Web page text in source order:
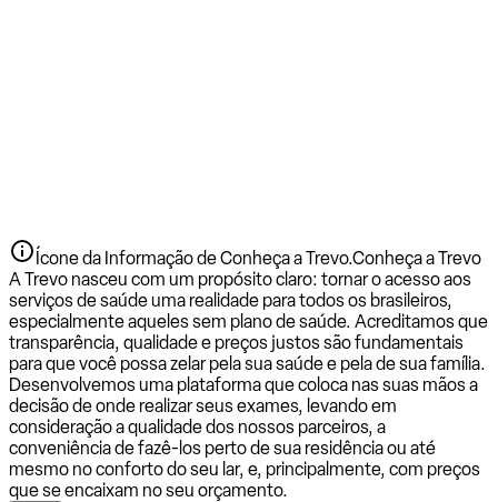
Ícone da Informação de Conheça a Trevo.Conheça a Trevo
A Trevo nasceu com um propósito claro: tornar o acesso aos
serviços de saúde uma realidade para todos os brasileiros,
especialmente aqueles sem plano de saúde. Acreditamos que
transparência, qualidade e preços justos são fundamentais
para que você possa zelar pela sua saúde e pela de sua família.
Desenvolvemos uma plataforma que coloca nas suas mãos a
decisão de onde realizar seus exames, levando em
consideração a qualidade dos nossos parceiros, a
conveniência de fazê-los perto de sua residência ou até
mesmo no conforto do seu lar, e, principalmente, com preços
que se encaixam no seu orçamento.